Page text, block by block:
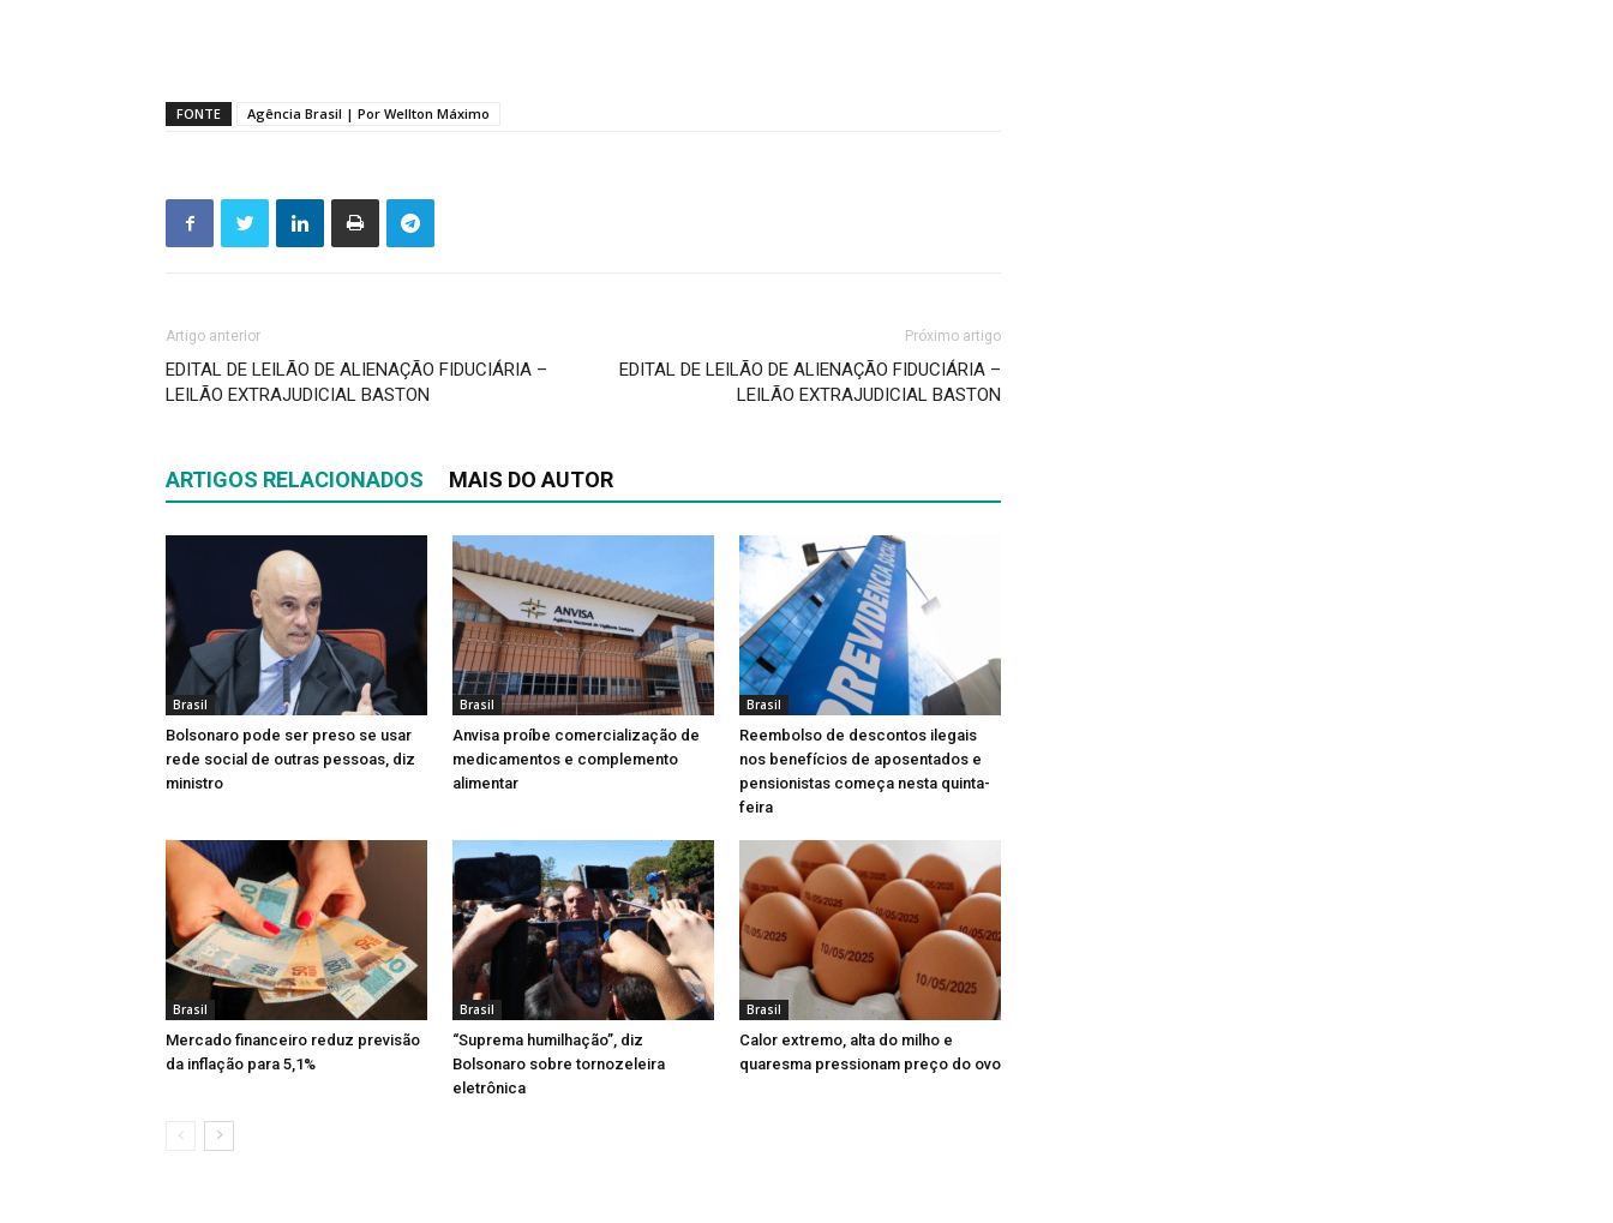
FONTE Agência Brasil | Por Wellton Máximo
Artigo anterior
EDITAL DE LEILÃO DE ALIENAÇÃO FIDUCIÁRIA –
LEILÃO EXTRAJUDICIAL BASTON
Próximo artigo
EDITAL DE LEILÃO DE ALIENAÇÃO FIDUCIÁRIA –
LEILÃO EXTRAJUDICIAL BASTON
ARTIGOS RELACIONADOS MAIS DO AUTOR
Brasil
Bolsonaro pode ser preso se usar
rede social de outras pessoas, diz
ministro
Brasil
Anvisa proíbe comercialização de
medicamentos e complemento
alimentar
Brasil
Reembolso de descontos ilegais
nos benefícios de aposentados e
pensionistas começa nesta quinta-
feira
Brasil
Mercado financeiro reduz previsão
da inflação para 5,1%
Brasil
“Suprema humilhação”, diz
Bolsonaro sobre tornozeleira
eletrônica
Brasil
Calor extremo, alta do milho e
quaresma pressionam preço do ovo